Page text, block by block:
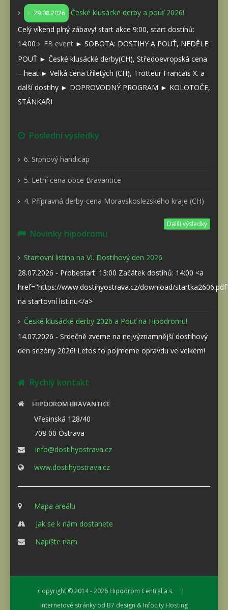
29.08.2026
České klusácké derby a pouť 2026!
Celý víkend plný zábavy! start akce 9:00, start dostihů:
14:00
FB event ► SOBOTA: DOSTIHY A POUŤ, NEDĚLE:
POUŤ ► České klusácké derby(CH), Středoevropská cena
– heat ► Velká cena tříletých (CH), Trotteur Francais X. a
další dostihy ► DOPROVODNÝ PROGRAM ► KOLOTOČE,
STÁNKAŘI
Poslední výsledky
6. Srpnový handicap
5. Letní cena obce Bravantice
4. Přípravná derby-cena Moravskoslezského kraje (CH)
Další výsledky
Novinky hipodromu
Startovní listina na VI. Dostihový den 2026
28.07.2026 - Probestart: 13:00 Začátek dostihů: 14:00 <a
href="https://www.dostihyostrava.cz/download/
na startovní listinu</a>
České klusácké derby 2026 a Pouť na Hipodromu!
14.07.2026 - Srdečně zveme na nejvýznamnější dostihový
den sezóny 2026! Letos to pojmeme opravdu ve velkém!
Rychlý kontakt
HIPODROM BRAVANTICE
Vřesinská 128/40
708 00 Ostrava
info@dostihyostrava.cz
www.dostihyostrava.cz
Mapa areálu
Jak se k nám dostanete
Napište nám
Copyright © 2014 - 2026 Hipodrom Central a.s. |
Internetové stránky od B7 design & Infocity Hosting